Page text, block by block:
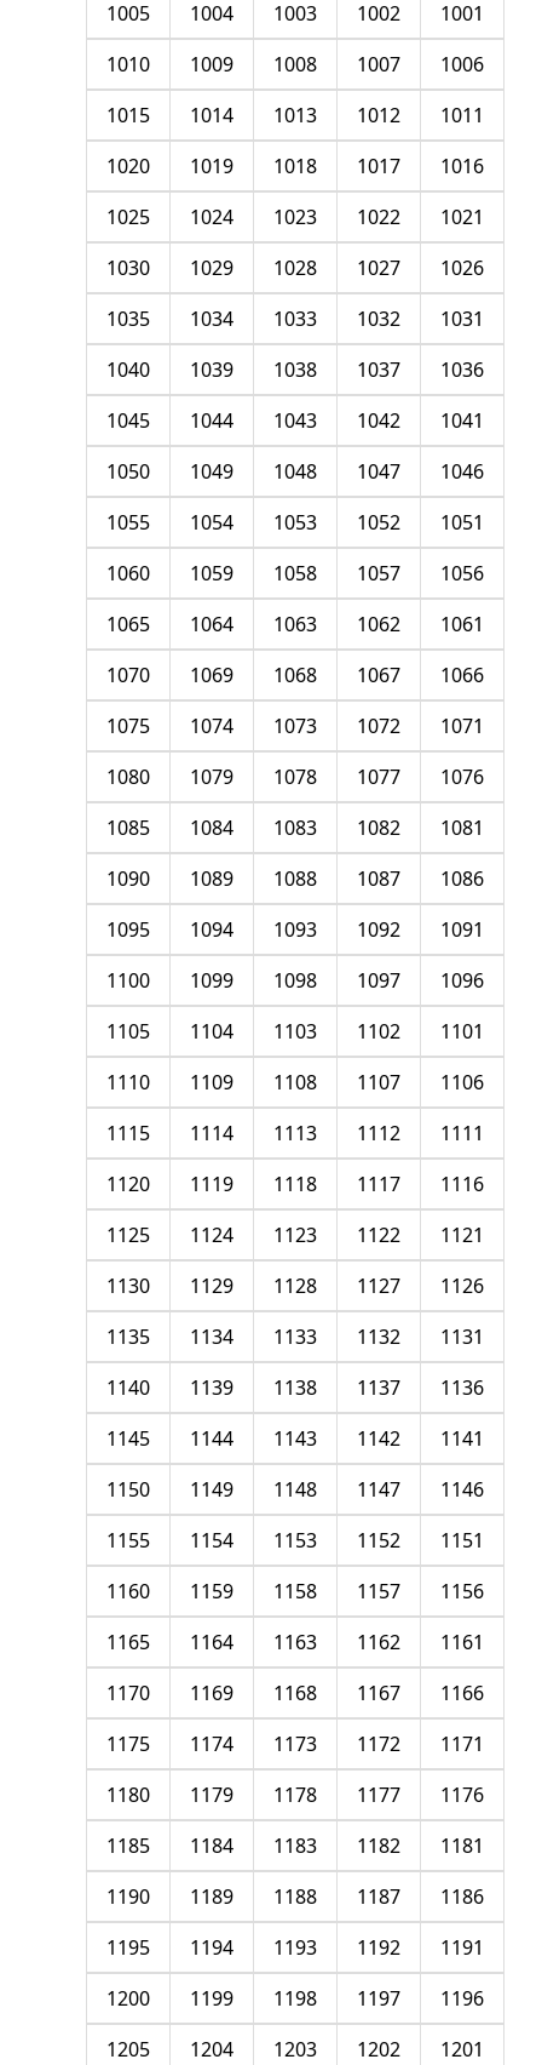
1001
1002
1003
1004
1005
1006
1007
1008
1009
1010
1011
1012
1013
1014
1015
1016
1017
1018
1019
1020
1021
1022
1023
1024
1025
1026
1027
1028
1029
1030
1031
1032
1033
1034
1035
1036
1037
1038
1039
1040
1041
1042
1043
1044
1045
1046
1047
1048
1049
1050
1051
1052
1053
1054
1055
1056
1057
1058
1059
1060
1061
1062
1063
1064
1065
1066
1067
1068
1069
1070
1071
1072
1073
1074
1075
1076
1077
1078
1079
1080
1081
1082
1083
1084
1085
1086
1087
1088
1089
1090
1091
1092
1093
1094
1095
1096
1097
1098
1099
1100
1101
1102
1103
1104
1105
1106
1107
1108
1109
1110
1111
1112
1113
1114
1115
1116
1117
1118
1119
1120
1121
1122
1123
1124
1125
1126
1127
1128
1129
1130
1131
1132
1133
1134
1135
1136
1137
1138
1139
1140
1141
1142
1143
1144
1145
1146
1147
1148
1149
1150
1151
1152
1153
1154
1155
1156
1157
1158
1159
1160
1161
1162
1163
1164
1165
1166
1167
1168
1169
1170
1171
1172
1173
1174
1175
1176
1177
1178
1179
1180
1181
1182
1183
1184
1185
1186
1187
1188
1189
1190
1191
1192
1193
1194
1195
1196
1197
1198
1199
1200
1201
1202
1203
1204
1205